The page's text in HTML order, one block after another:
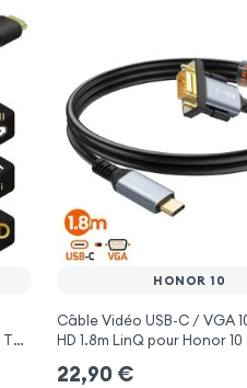
HONOR 10
Câble Vidéo USB-C / VGA
HD 1.8m LinQ pour Honor 10
22,90 €